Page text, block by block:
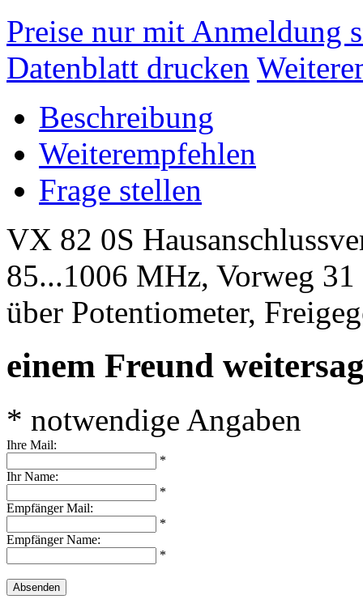
Preise nur mit Anmeldung
Datenblatt drucken
Beschreibung
Weiterempfehlen
Frage stellen
VX 82 0S
85...1006 MHz, Vorweg
über Potentiometer,
einem Freund
* notwendige Angaben
Ihre Mail:
*
Ihr Name:
*
Empfänger Mail:
*
Empfänger Name:
*
Absenden